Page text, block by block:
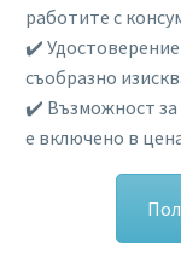
работите с
✔️
съобразно
✔️ Възможност за
е включено в